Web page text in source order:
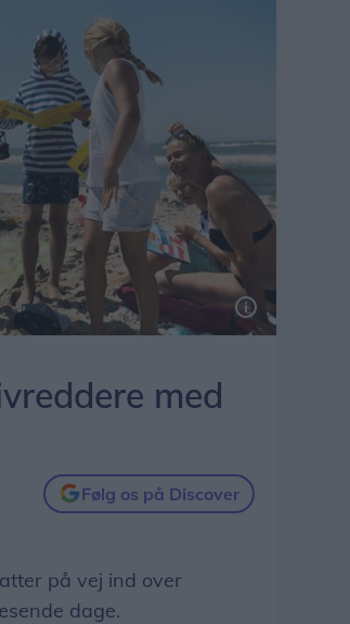
med
Følg os på Discover
på vej ind over
dage.